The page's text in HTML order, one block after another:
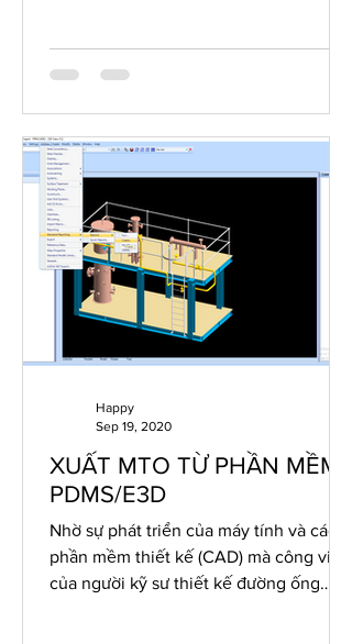
XUẤT MTO TỪ PHẦN MỀM
PDMS/E3D
Nhờ sự phát triển của máy tính và các
phần mềm thiết kế (CAD) mà công việc
của người kỹ sư thiết kế đường ống
Happy
Sep 19, 2020